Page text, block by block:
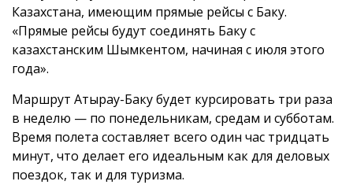
Казахстана, имеющим прямые рейсы с Баку.
«Прямые рейсы будут соединять Баку с
казахстанским Шымкентом, начиная с июля этого
года».
Маршрут Атырау-Баку будет курсировать три раза
в неделю — по понедельникам, средам и субботам.
Время полета составляет всего один час тридцать
минут, что делает его идеальным как для деловых
поездок, так и для туризма.